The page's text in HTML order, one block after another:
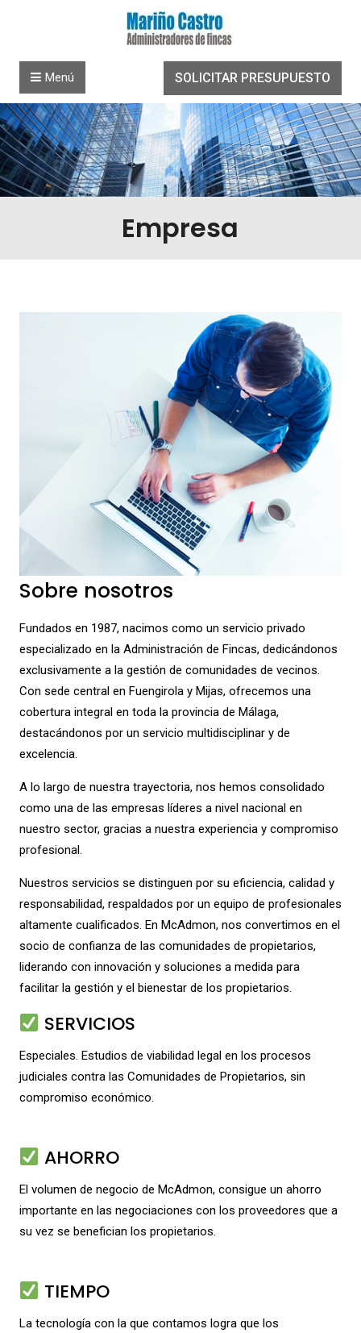
SOLICITAR PRESUPUESTO
Menú
Empresa
Sobre nosotros
Fundados en 1987, nacimos como un servicio privado
especializado en la Administración de Fincas, dedicándonos
exclusivamente a la gestión de comunidades de vecinos.
Con sede central en Fuengirola y Mijas, ofrecemos una
cobertura integral en toda la provincia de Málaga,
destacándonos por un servicio multidisciplinar y de
excelencia.
A lo largo de nuestra trayectoria, nos hemos consolidado
como una de las empresas líderes a nivel nacional en
nuestro sector, gracias a nuestra experiencia y compromiso
profesional.
Nuestros servicios se distinguen por su eficiencia, calidad y
responsabilidad, respaldados por un equipo de profesionales
altamente cualificados. En McAdmon, nos convertimos en el
socio de confianza de las comunidades de propietarios,
liderando con innovación y soluciones a medida para
facilitar la gestión y el bienestar de los propietarios.
SERVICIOS
Especiales. Estudios de viabilidad legal en los procesos
judiciales contra las Comunidades de Propietarios, sin
compromiso económico.
AHORRO
El volumen de negocio de McAdmon, consigue un ahorro
importante en las negociaciones con los proveedores que a
su vez se benefician los propietarios.
TIEMPO
La tecnología con la que contamos logra que los